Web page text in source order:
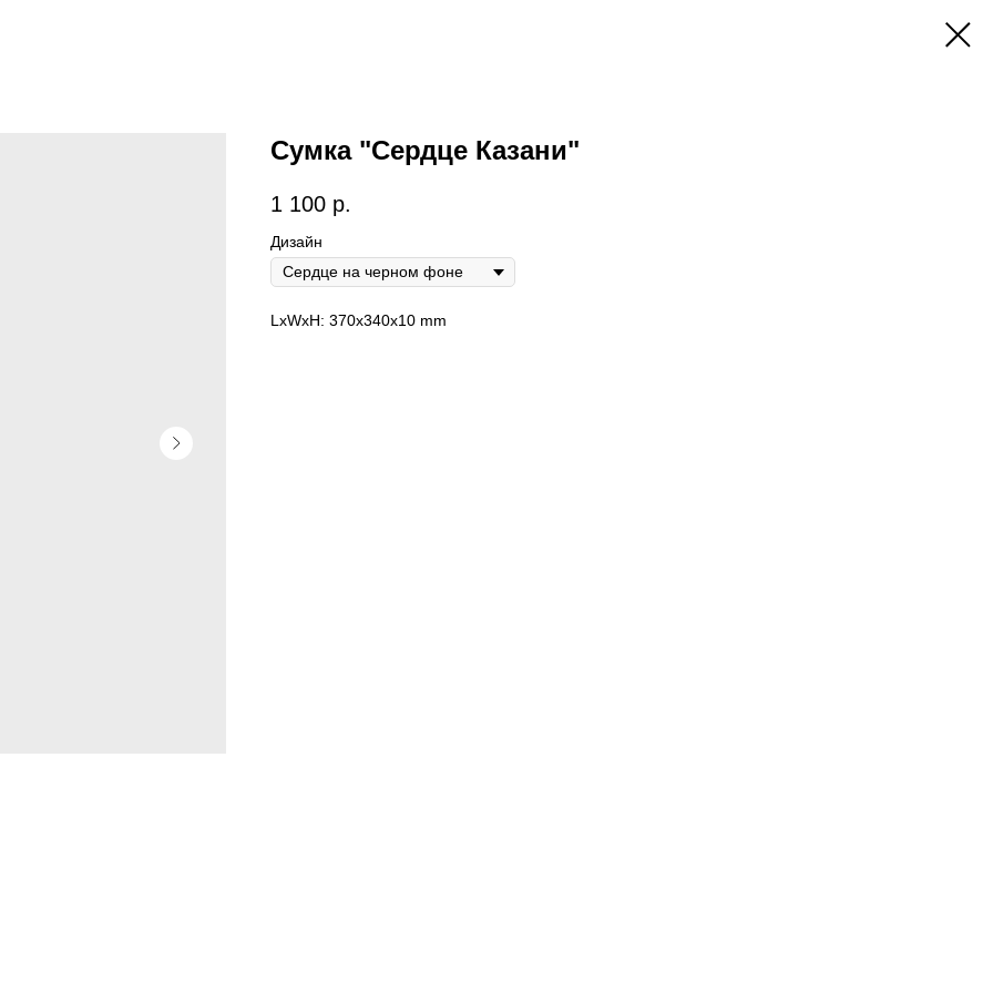
Сумка "Сердце Казани"
1 100 р.
Дизайн
LxWxH: 370x340x10 mm